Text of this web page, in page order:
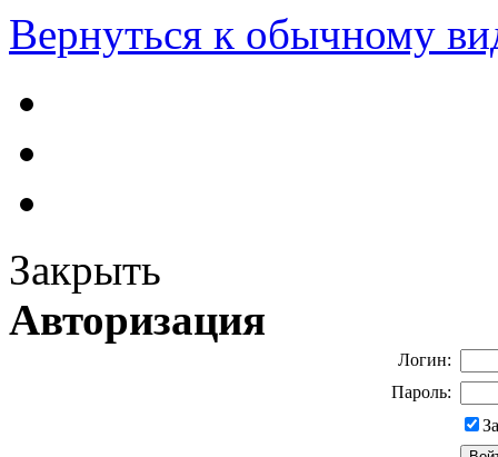
Вернуться к обычному
Закрыть
Авторизация
Логин:
Пароль: